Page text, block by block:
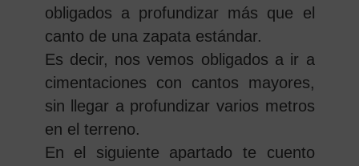
obligados a profundizar más que el
canto de una zapata estándar.
Es decir, nos vemos obligados a ir a
cimentaciones con cantos mayores,
sin llegar a profundizar varios metros
en el terreno.
En el siguiente apartado te cuento